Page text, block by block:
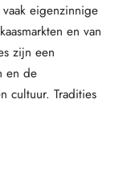
eigenzinnige
en van
zijn een
en de
cultuur. Tradities